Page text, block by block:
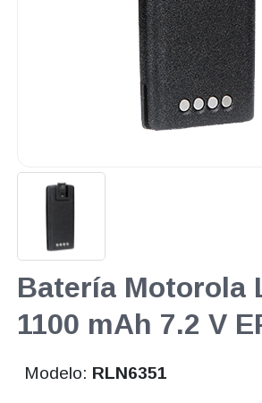
Batería Motorola
1100 mAh 7.2 V
Modelo: RLN6351